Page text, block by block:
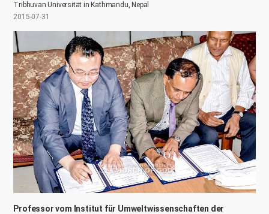
Tribhuvan Universität in Kathmandu, Nepal
2015-07-31
Professor vom Institut für Umweltwissenschaften der